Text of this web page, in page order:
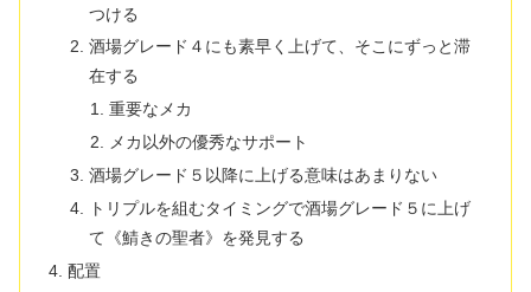
つける
酒場グレード４にも素早く上げて、そこにずっと滞
在する
重要なメカ
メカ以外の優秀なサポート
酒場グレード５以降に上げる意味はあまりない
トリプルを組むタイミングで酒場グレード５に上げ
て《鯖きの聖者》を発見する
配置